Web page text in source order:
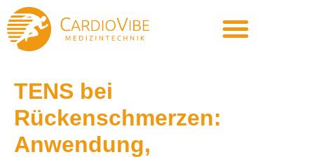
TENS bei
Rückenschmerzen:
Anwendung,